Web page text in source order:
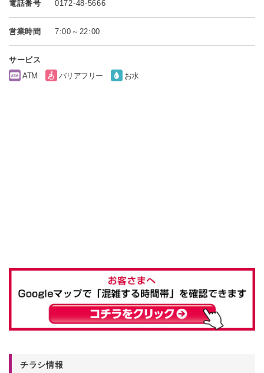
電話番号 0172-48-5666
営業時間 7:00～22:00
サービス
ATM
バリアフリー お水
チラシ情報